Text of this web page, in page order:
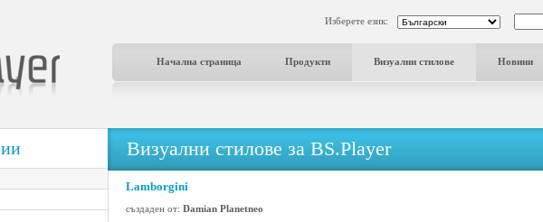
Изберете език:
Начална страница Продукти Визуални стилове Новини
Визуални стилове за BS.Player
Lamborgini
създаден от: Damian Planetneo